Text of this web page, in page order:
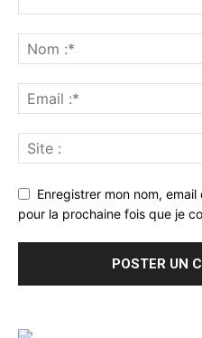
Enregistrer mon nom,
pour la prochaine fois que je